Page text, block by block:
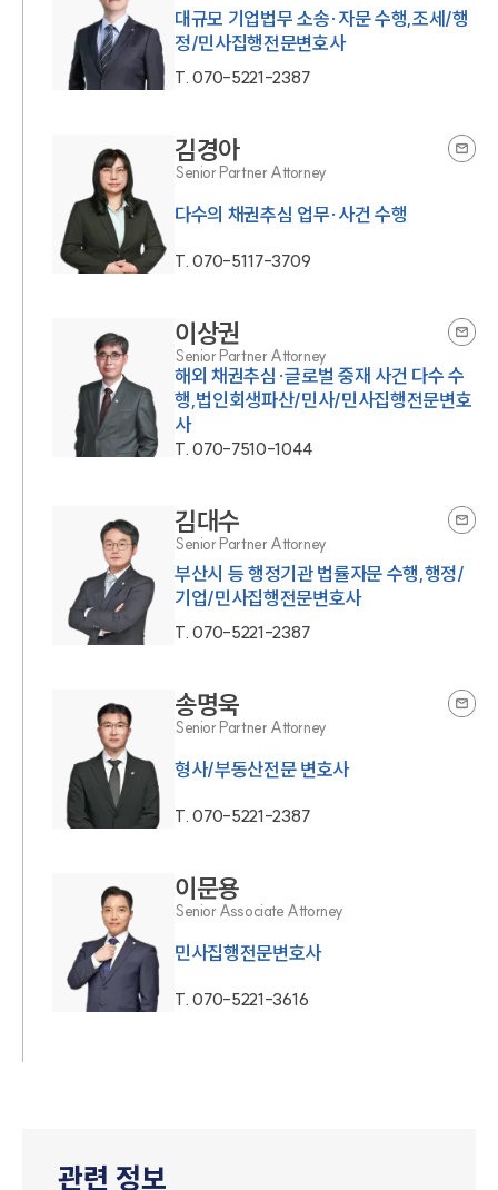
대규모 기업법무 소송·자문 수행,조세/행
정/민사집행전문변호사
T.070-5221-2387
김경아
Senior Partner Attorney
다수의 채권추심 업무·사건 수행
T.070-5117-3709
이상권
Senior Partner Attorney
해외 채권추심·글로벌 중재 사건 다수 수
행,법인회생파산/민사/민사집행전문변호
사
T.070-7510-1044
김대수
Senior Partner Attorney
부산시 등 행정기관 법률자문 수행,행정/
기업/민사집행전문변호사
T.070-5221-2387
송명욱
Senior Partner Attorney
형사/부동산전문 변호사
T.070-5221-2387
이문용
Senior Associate Attorney
민사집행전문변호사
T.070-5221-3616
관련 정보